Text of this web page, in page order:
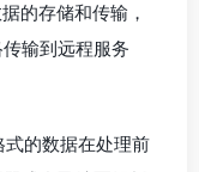
的存储和传输，
输到远程服务
的数据在处理前